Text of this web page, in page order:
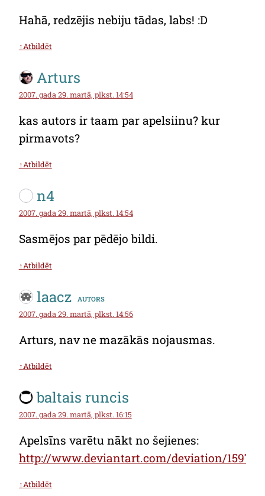
Hahā, redzējis nebiju tādas, labs! :D
↑Atbildēt
Arturs
2007. gada 29. martā, plkst. 14:54
kas autors ir taam par apelsiinu? kur
pirmavots?
↑Atbildēt
n4
2007. gada 29. martā, plkst. 14:54
Sasmējos par pēdējo bildi.
↑Atbildēt
laacz autors
2007. gada 29. martā, plkst. 14:56
Arturs, nav ne mazākās nojausmas.
↑Atbildēt
baltais runcis
2007. gada 29. martā, plkst. 16:15
Apelsīns varētu nākt no šejienes:
http://www.deviantart.com/deviation/
↑Atbildēt